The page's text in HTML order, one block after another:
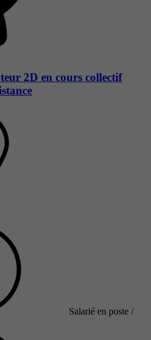
2D en cours collectif
Salarié en poste /